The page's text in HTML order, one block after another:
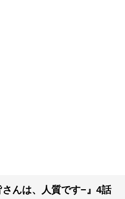
さんは、人質です−』4話